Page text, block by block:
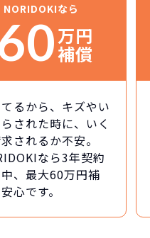
NORIDOKIなら
万円
補償
るから、キズやい
された時に、いく
されるか不安。
なら3年契約
、最大60万円補
心です。